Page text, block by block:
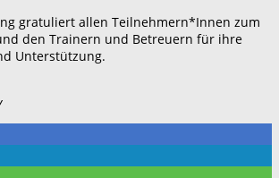
gratuliert allen Teilnehmern*Innen zum
den Trainern und Betreuern für ihre
Unterstützung.